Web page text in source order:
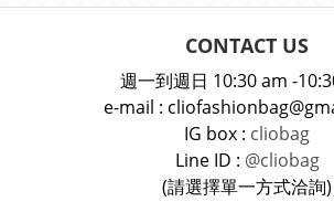
CONTACT US
週一到週日 10:30 am -
e-mail :
IG box : cliobag
Line ID : @cliobag
(請選擇單一方式洽詢)